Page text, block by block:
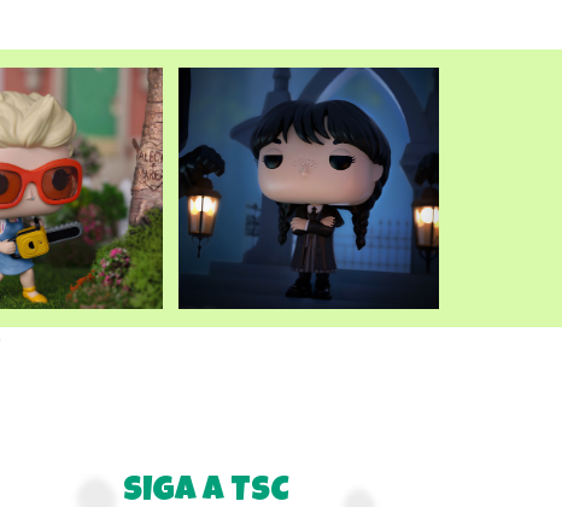
SIGA A TSC